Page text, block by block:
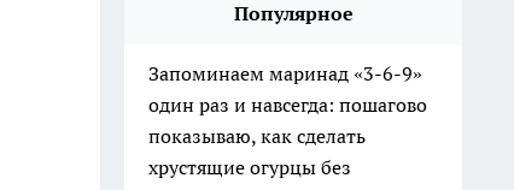
Популярное
Запоминаем маринад «3-6-9»
один раз и навсегда: пошагово
показываю, как сделать
хрустящие огурцы без